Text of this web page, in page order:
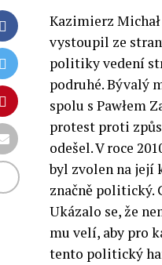
Kazimierz
vystoupil ze
politiky vedení
podruhé. Bývalý
spolu s Pawłem
protest proti
odešel.V roce
byl zvolen na její
značně politický.
Ukázalo se, že
mu velí, aby pro
tento politický